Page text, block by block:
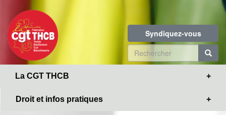
contenu
principal
Syndiquez-vous
Formulaire
de
La CGT THCB
Droit et infos pratiques